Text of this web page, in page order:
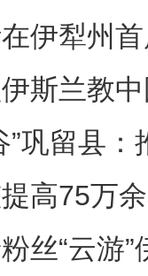
伊犁州
斯兰教
”巩留县
高75万
丝“云游”